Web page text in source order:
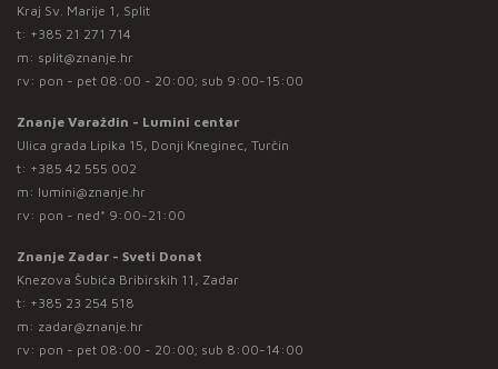
Kraj Sv. Marije 1, Split
t: +385 21 271 714
m: split@znanje.hr
rv: pon - pet 08:00 - 20:00; sub 9:00-15:00
Znanje Varaždin - Lumini centar
Ulica grada Lipika 15, Donji Kneginec, Turčin
t: +385 42 555 002
m: lumini@znanje.hr
rv: pon - ned* 9:00-21:00
Znanje Zadar - Sveti Donat
Knezova Šubića Bribirskih 11, Zadar
t: +385 23 254 518
m: zadar@znanje.hr
rv: pon - pet 08:00 - 20:00; sub 8:00-14:00